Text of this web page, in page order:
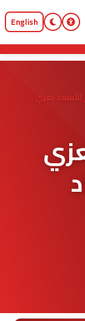
English
الأسعد يعزي